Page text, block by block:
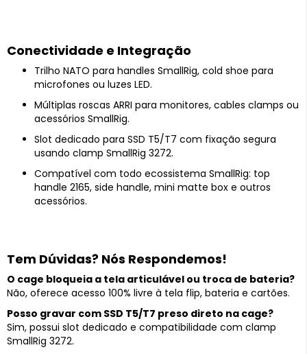
Conectividade e Integração
Trilho NATO para handles SmallRig, cold shoe para
microfones ou luzes LED.
Múltiplas roscas ARRI para monitores, cables clamps ou
acessórios SmallRig.
Slot dedicado para SSD T5/T7 com fixação segura
usando clamp SmallRig 3272.
Compatível com todo ecossistema SmallRig: top
handle 2165, side handle, mini matte box e outros
acessórios.
Tem Dúvidas? Nós Respondemos!
O cage bloqueia a tela articulável ou troca de bateria?
Não, oferece acesso 100% livre à tela flip, bateria e cartões.
Posso gravar com SSD T5/T7 preso direto na cage?
Sim, possui slot dedicado e compatibilidade com clamp
SmallRig 3272.